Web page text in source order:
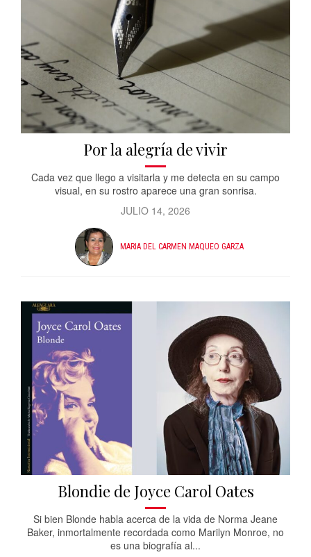
Por la alegría de vivir
Cada vez que llego a visitarla y me detecta en su campo
visual, en su rostro aparece una gran sonrisa.
JULIO 14, 2026
MARIA DEL CARMEN MAQUEO GARZA
Blondie de Joyce Carol Oates
Si bien Blonde habla acerca de la vida de Norma Jeane
Baker, inmortalmente recordada como Marilyn Monroe, no
es una biografía al...